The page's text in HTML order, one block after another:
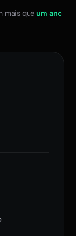
mais que um ano